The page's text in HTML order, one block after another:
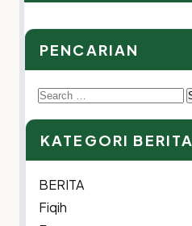
PENCARIAN
Search
for:
KATEGORI BERITA
BERITA
Fiqih